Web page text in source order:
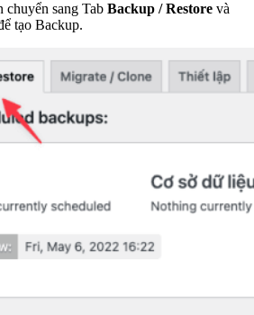
chuyển sang Tab Backup / Restore và
tạo Backup.